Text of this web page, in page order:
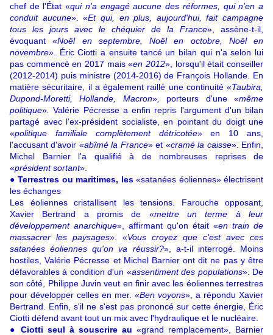
chef de l'État «qui n'a engagé aucune des réformes, qui n'en a
conduit aucune». «Et qui, en plus, aujourd'hui, fait campagne
tous les jours avec le chéquier de la France», assène-t-il,
évoquant «Noël en septembre, Noël en octobre, Noël en
novembre». Éric Ciotti a ensuite tancé un bilan qui n'a selon lui
pas commencé en 2017 mais «en 2012», lorsqu'il était conseiller
(2012-2014) puis ministre (2014-2016) de François Hollande. En
matière sécuritaire, il a également raillé une continuité «Taubira,
Dupond-Moretti, Hollande, Macron», porteurs d'une «même
politique»
Valérie Pécresse a enfin repris l'argument d'un bilan
partagé avec l'ex-président socialiste, en pointant du doigt une
«politique familiale complètement détricotée» en 10 ans,
l'accusant d'avoir «abîmé la France» et «cramé la caisse». Enfin,
Michel Barnier l'a qualifié à de nombreuses reprises de
«président sortant».
● Terrestres ou maritimes, les «satanées éoliennes» électrisent
les échanges
Les éoliennes cristallisent les tensions. Farouche opposant,
Xavier Bertrand a promis de «mettre un terme à leur
développement anarchique», affirmant qu'on était «en train de
massacrer les paysages». «Vous croyez que c'est avec ces
satanées éoliennes qu'on va réussir?», a-t-il interrogé. Moins
hostiles, Valérie Pécresse et Michel Barnier ont dit ne pas y être
défavorables à condition d'un «assentiment des populations». De
son côté, Philippe Juvin veut en finir avec les éoliennes terrestres
pour développer celles en mer. «Ben voyons», a répondu Xavier
Bertrand. Enfin, s'il ne s'est pas prononcé sur cette énergie, Éric
Ciotti défend avant tout un mix avec l'hydraulique et le nucléaire.
● Ciotti seul à souscrire au «grand remplacement», Barnier